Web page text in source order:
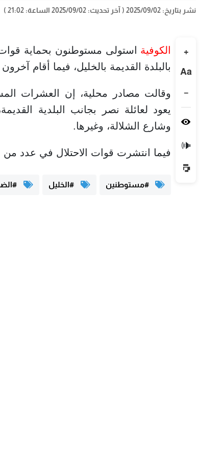
نشر بتاريخ: 2025/09/02 ( آخر تحديث: 2025/09/02 الساعة: 21:02 )
+
Aa
−
🔊
الكوفية استولى مستوطنون بحماية قوات
بالبلدة القديمة بالخليل، فيما أقام
وقالت مصادر محلية، إن العشرات
يعود لعائلة نصر بجانب البلدية
وشارع الشلالة، وغيرها.
فيما انتشرت قوات الاحتلال في عدد من
#مستوطنين #الخليل